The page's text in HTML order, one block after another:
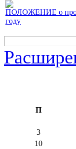
ПОЛОЖЕНИЕ о
году
П
3
10